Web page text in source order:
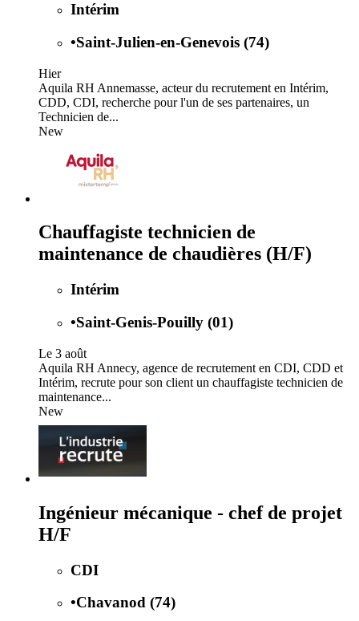
Intérim
•Saint-Julien-en-Genevois (74)
Hier
Aquila RH Annemasse, acteur du recrutement en Intérim,
CDD, CDI, recherche pour l'un de ses partenaires, un
Technicien de...
New
Chauffagiste technicien de
maintenance de chaudières (H/F)
Intérim
•Saint-Genis-Pouilly (01)
Le 3 août
Aquila RH Annecy, agence de recrutement en CDI, CDD et
Intérim, recrute pour son client un chauffagiste technicien de
maintenance...
New
Ingénieur mécanique - chef de projet
H/F
CDI
•Chavanod (74)